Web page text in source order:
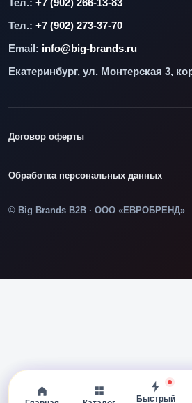
Тел.: +7 (902) 273-37-70
Email: info@big-brands.ru
Екатеринбург, ул. Монтерская 3,
Договор оферты
Обработка персональных данных
© Big Brands B2B · ООО «ЕВРОБРЕНД»
Быстрый